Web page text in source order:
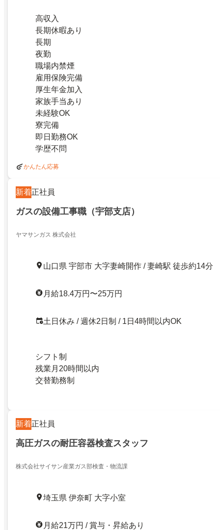
高収入
長期休暇あり
長期
夜勤
職場内禁煙
雇用保険完備
厚生年金加入
家族手当あり
未経験OK
寮完備
即日勤務OK
学歴不問
かんたん応募
新着正社員
ガスの設備工事職（宇部支店）
ヤマサンガス 株式会社
山口県 宇部市 大字妻崎開作 / 妻崎駅 徒歩約14分
月給18.4万円〜25万円
土日休み / 週休2日制 / 1日4時間以内OK
シフト制
残業月20時間以内
交替勤務制
新着正社員
高圧ガスの耐圧容器検査スタッフ
株式会社サイサン産業ガス部検査・物流課
埼玉県 伊奈町 大字小室
月給21万円 / 賞与・昇給あり